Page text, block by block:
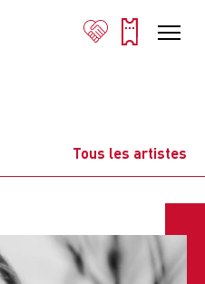
Tous les artistes